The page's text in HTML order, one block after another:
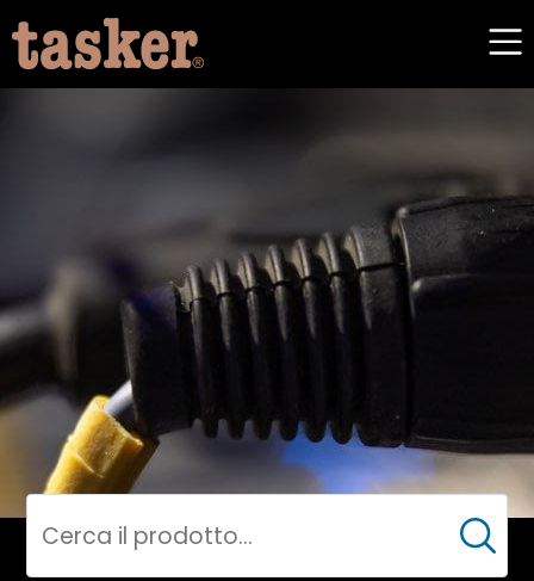
Cerca